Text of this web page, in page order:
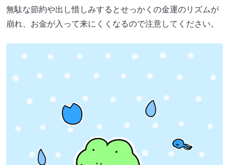
無駄な節約や出し惜しみするとせっかくの金運のリズムが
崩れ、お金が入って来にくくなるので注意してください。